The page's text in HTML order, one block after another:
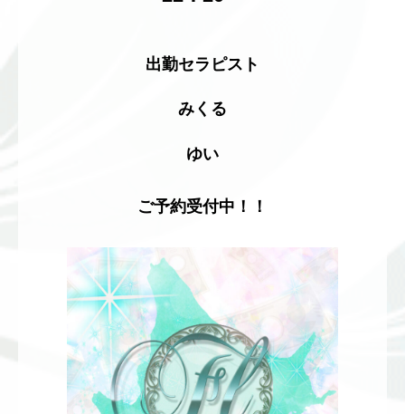
出勤セラピスト
みくる
ゆい
ご予約受付中！！